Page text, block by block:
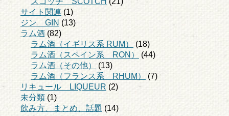
サイト関連 (1)
ジン GIN (13)
ラム酒 (82)
ラム酒（イギリス系 RUM）
(18)
ラム酒（スペイン系 RON）
(44)
ラム酒（その他）
(13)
ラム酒（フランス系 RHUM）
(7)
リキュール LIQUEUR (2)
未分類 (1)
飲み方、まとめ、話題 (14)